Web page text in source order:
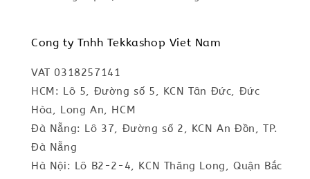
Cong ty Tnhh Tekkashop Viet Nam
VAT 0318257141
HCM: Lô 5, Đường số 5, KCN Tân Đức, Đức
Hòa, Long An, HCM
Đà Nẵng: Lô 37, Đường số 2, KCN An Đồn, TP.
Đà Nẵng
Hà Nội: Lô B2-2-4, KCN Thăng Long, Quận Bắc